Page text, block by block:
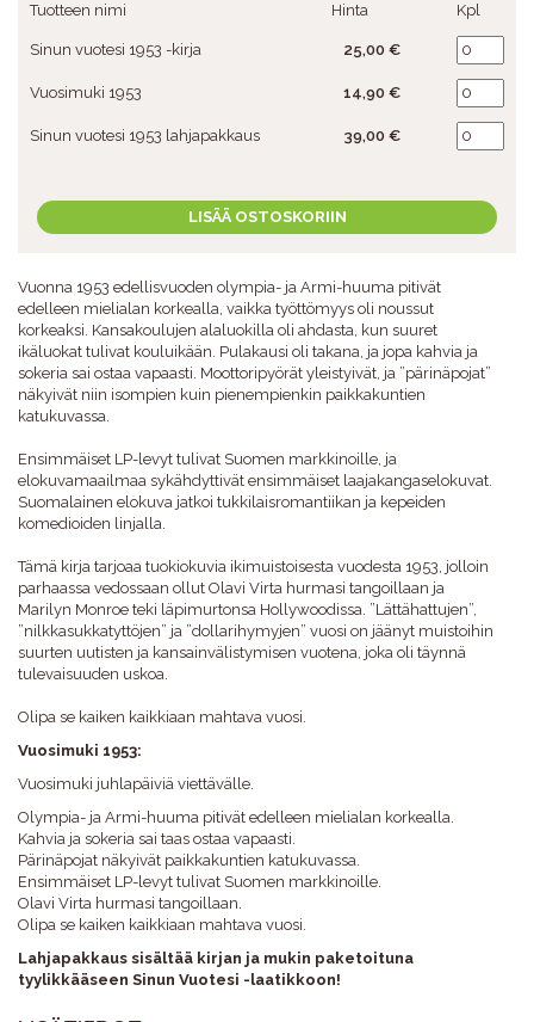
Tuotteen nimi Hinta Kpl
Sinun vuotesi 1953 -kirja 25,00 €
Vuosimuki 1953 14,90 €
Sinun vuotesi 1953 lahjapakkaus 39,00 €
LISÄÄ OSTOSKORIIN
Vuonna 1953 edellisvuoden olympia- ja Armi-huuma pitivät
edelleen mielialan korkealla, vaikka työttömyys oli noussut
korkeaksi. Kansakoulujen alaluokilla oli ahdasta, kun suuret
ikäluokat tulivat kouluikään. Pulakausi oli takana, ja jopa kahvia ja
sokeria sai ostaa vapaasti. Moottoripyörät yleistyivät, ja ”pärinäpojat”
näkyivät niin isompien kuin pienempienkin paikkakuntien
katukuvassa.
Ensimmäiset LP-levyt tulivat Suomen markkinoille, ja
elokuvamaailmaa sykähdyttivät ensimmäiset laajakangaselokuvat.
Suomalainen elokuva jatkoi tukkilaisromantiikan ja kepeiden
komedioiden linjalla.
Tämä kirja tarjoaa tuokiokuvia ikimuistoisesta vuodesta 1953, jolloin
parhaassa vedossaan ollut Olavi Virta hurmasi tangoillaan ja
Marilyn Monroe teki läpimurtonsa Hollywoodissa. ”Lättähattujen”,
”nilkkasukkatyttöjen” ja ”dollarihymyjen” vuosi on jäänyt muistoihin
suurten uutisten ja kansainvälistymisen vuotena, joka oli täynnä
tulevaisuuden uskoa.
Olipa se kaiken kaikkiaan mahtava vuosi.
Vuosimuki 1953:
Vuosimuki juhlapäiviä viettävälle.
Olympia- ja Armi-huuma pitivät edelleen mielialan korkealla.
Kahvia ja sokeria sai taas ostaa vapaasti.
Pärinäpojat näkyivät paikkakuntien katukuvassa.
Ensimmäiset LP-levyt tulivat Suomen markkinoille.
Olavi Virta hurmasi tangoillaan.
Olipa se kaiken kaikkiaan mahtava vuosi.
Lahjapakkaus sisältää kirjan ja mukin paketoituna
tyylikkääseen Sinun Vuotesi -laatikkoon!